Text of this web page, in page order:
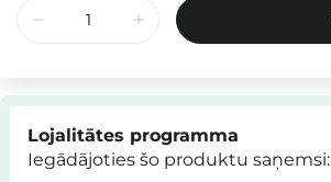
Lojalitātes programma
Iegādājoties šo produktu saņemsi: